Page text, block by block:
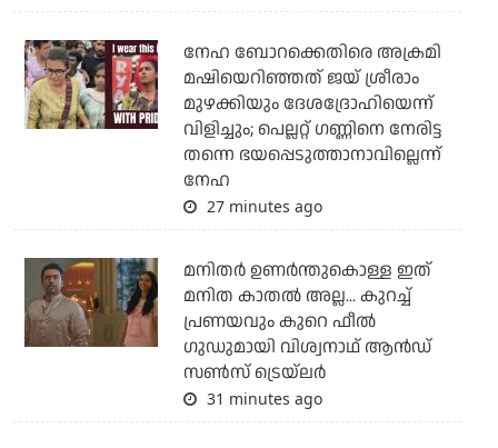
നേഹ ബോറക്കെതിരെ അക്രമി
മഷിയെറിഞ്ഞത് ജയ് ശ്രീരാം
മുഴക്കിയും ദേശദ്രോഹിയെന്ന്
വിളിച്ചും; പെല്ലറ്റ് ഗണ്ണിനെ നേരിട്ട
തന്നെ ഭയപ്പെടുത്താനാവില്ലെന്ന്
നേഹ
27 minutes ago
മനിതര്‍ ഉണര്‍ന്തുകൊള്ള ഇത്
മനിത കാതല്‍ അല്ല... കുറച്ച്
പ്രണയവും കുറെ ഫീല്‍
ഗുഡുമായി വിശ്വനാഥ് ആന്‍ഡ്
സണ്‍സ് ട്രെയ്‌ലര്‍
31 minutes ago